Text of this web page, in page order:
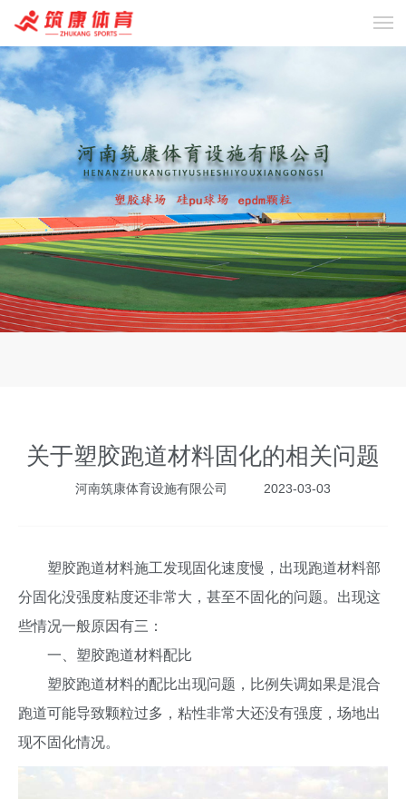
关于塑胶跑道材料固化的相关问题
河南筑康体育设施有限公司 2023-03-03
塑胶跑道材料施工发现固化速度慢，出现跑道材料部
分固化没强度粘度还非常大，甚至不固化的问题。出现这
些情况一般原因有三：
一、塑胶跑道材料配比
塑胶跑道材料的配比出现问题，比例失调如果是混合
跑道可能导致颗粒过多，粘性非常大还没有强度，场地出
现不固化情况。